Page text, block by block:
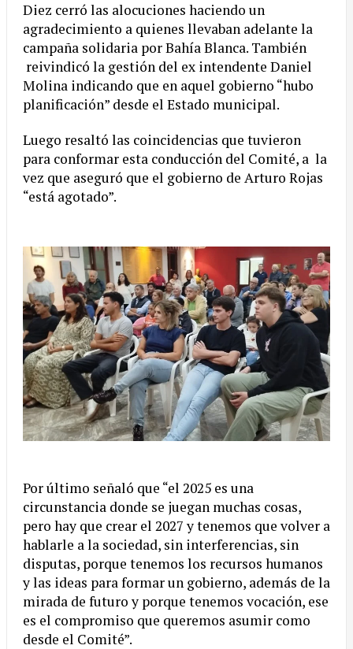
Diez cerró las alocuciones haciendo un
agradecimiento a quienes llevaban adelante la
campaña solidaria por Bahía Blanca. También
reivindicó la gestión del ex intendente Daniel
Molina indicando que en aquel gobierno “hubo
planificación” desde el Estado municipal.
Luego resaltó las coincidencias que tuvieron
para conformar esta conducción del Comité, a la
vez que aseguró que el gobierno de Arturo Rojas
“está agotado”.
Por último señaló que “el 2025 es una
circunstancia donde se juegan muchas cosas,
pero hay que crear el 2027 y tenemos que volver a
hablarle a la sociedad, sin interferencias, sin
disputas, porque tenemos los recursos humanos
y las ideas para formar un gobierno, además de la
mirada de futuro y porque tenemos vocación, ese
es el compromiso que queremos asumir como
desde el Comité”.